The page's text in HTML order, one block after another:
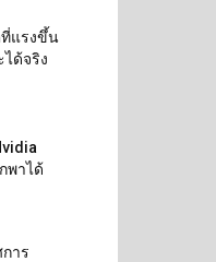
ที่แรงขึ้น
ได้จริง
พาได้
าร